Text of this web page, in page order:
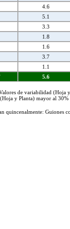
4.6
5.1
3.3
1.8
1.6
3.7
1.1
5.6
de variabilidad
Planta) mayor al 30%
Guiones